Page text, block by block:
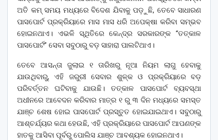
ଅତି କମ୍ ସମୟ ମଧ୍ୟରେ ବିଦେଶ ଯିବାକୁ ପଡ଼ୁଛି, ତେବେ ସାଧାରଣ
ପାସପୋର୍ଟ ପ୍ରକ୍ରିୟାରେ ମାସ ମାସ ଧରି ଅପେକ୍ଷା କରିବା ସମ୍ଭବ
ହୋଇନଥାଏ। ଏଭଳି ସ୍ଥିତିରେ କେନ୍ଦ୍ର ସରକାରଙ୍କ “ତତ୍କାଳ
ପାସପୋର୍ଟ” ସେବା ସବୁଠାରୁ ବଡ଼ ସାହାରା ପାଲଟିଥାଏ।
ତେବେ ଆସନ୍ତା ଜୁଲାଇ ୧ ତାରିଖରୁ ନୂଆ ନିୟମ ଲାଗୁ ହେବାକୁ
ଯାଉଥିବାରୁ, ଏହି ଜରୁରୀ ସେବାର ଶୁଳ୍କ ଓ ପ୍ରକ୍ରିୟାରେ ବଡ଼
ପରିବର୍ତ୍ତନ ଘଟିବାକୁ ଯାଉଛି। ତତ୍କାଳ ପାସପୋର୍ଟ ବ୍ୟବସ୍ଥା
ଅଧୀନରେ ଆବେଦନ କରିବାର ମାତ୍ର ୧ ରୁ ୩ ଦିନ ମଧ୍ୟରେ ସମସ୍ତ
ଯାଞ୍ଚ ଶେଷ ହୋଇ ପାସପୋର୍ଟ ପ୍ରସ୍ତୁତ ହୋଇଯାଇଥାଏ। ସବୁଠାରୁ
ଆଶ୍ଚର୍ଯ୍ୟର କଥା ହେଉଛି, ଏହି ପ୍ରକ୍ରିୟାରେ ପାସପୋର୍ଟ ଆପଣଙ୍କ
ହାତକୁ ଆସିବା ପୂର୍ବରୁ ପୋଲିସ ଯାଞ୍ଚ ଆବଶ୍ୟକ ହୋଇନଥାଏ।